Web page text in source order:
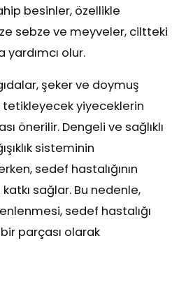
besinler, özellikle
sebze ve meyveler, ciltteki
olur.
şeker ve doymuş
yiyeceklerin
önerilir. Dengeli ve sağlıklı
sisteminin
sedef hastalığının
sağlar. Bu nedenle,
sedef hastalığı
parçası olarak